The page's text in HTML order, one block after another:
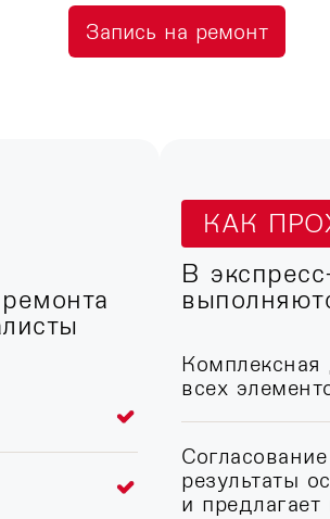
Запись на ремонт
КАК
В
Комплексная
всех
результаты
и